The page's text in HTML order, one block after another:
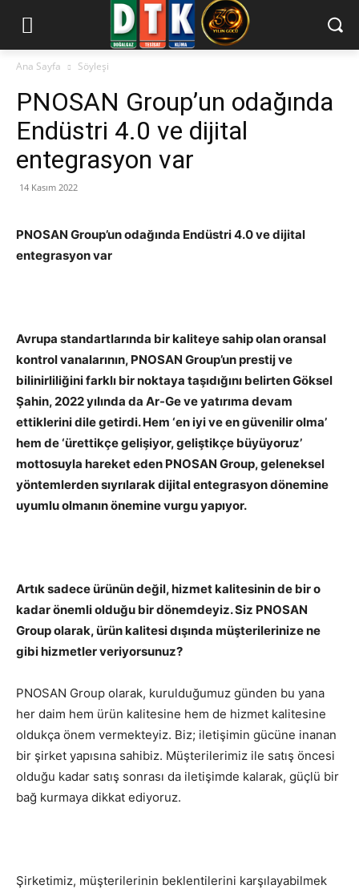
Ana Sayfa Söyleşi
PNOSAN Group’un odağında
Endüstri 4.0 ve dijital
entegrasyon var
14 Kasım 2022
PNOSAN Group’un odağında Endüstri 4.0 ve dijital
entegrasyon var
Avrupa standartlarında bir kaliteye sahip olan oransal
kontrol vanalarının, PNOSAN Group’un prestij ve
bilinirliliğini farklı bir noktaya taşıdığını belirten Göksel
Şahin, 2022 yılında da Ar-Ge ve yatırıma devam
ettiklerini dile getirdi. Hem ‘en iyi ve en güvenilir olma’
hem de ‘ürettikçe gelişiyor, geliştikçe büyüyoruz’
mottosuyla hareket eden PNOSAN Group, geleneksel
yöntemlerden sıyrılarak dijital entegrasyon dönemine
uyumlu olmanın önemine vurgu yapıyor.
Artık sadece ürünün değil, hizmet kalitesinin de bir o
kadar önemli olduğu bir dönemdeyiz. Siz PNOSAN
Group olarak, ürün kalitesi dışında müşterilerinize ne
gibi hizmetler veriyorsunuz?
PNOSAN Group olarak, kurulduğumuz günden bu yana
her daim hem ürün kalitesine hem de hizmet kalitesine
oldukça önem vermekteyiz. Biz; iletişimin gücüne inanan
bir şirket yapısına sahibiz. Müşterilerimiz ile satış öncesi
olduğu kadar satış sonrası da iletişimde kalarak, güçlü bir
bağ kurmaya dikkat ediyoruz.
Şirketimiz, müşterilerinin beklentilerini karşılayabilmek